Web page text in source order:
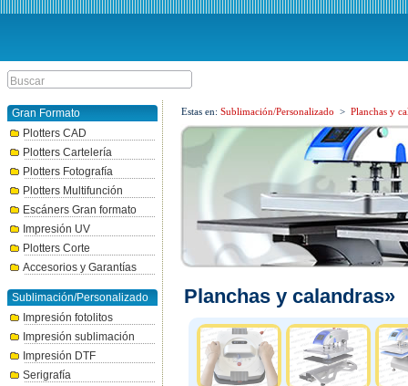
Gran Formato
Plotters CAD
Plotters Cartelería
Plotters Fotografía
Plotters Multifunción
Escáners Gran formato
Impresión UV
Plotters Corte
Accesorios y Garantías
Sublimación/Personalizado
Impresión fotolitos
Impresión sublimación
Impresión DTF
Serigrafía
Estas en: Sublimación/Personalizado > Planchas y
Planchas y calandras»